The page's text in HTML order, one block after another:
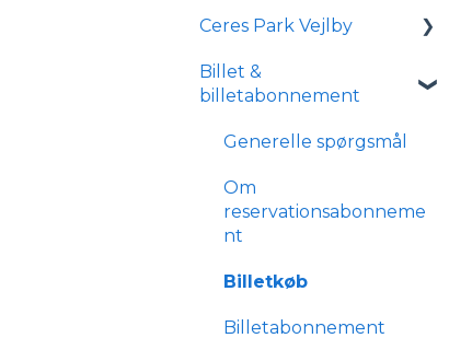
Om Klub Aros
Hvad indeholder Klub
Aros?
Tilmelding og
Ceres Park Vejlby
Information om Ceres
Park Vejlby
Transport og parkering
Forhold for
handicappede og
kørestolsbrugere
Billet &
billetabonnement
Generelle spørgsmål
Om
reservationsabonneme
nt
Billetkøb
Billetabonnement